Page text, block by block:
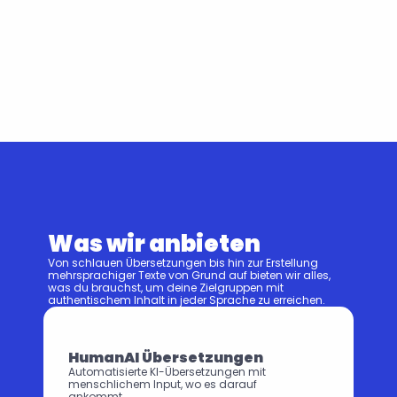
Was wir anbieten
Von schlauen Übersetzungen bis hin zur Erstellung
mehrsprachiger Texte von Grund auf bieten wir alles,
was du brauchst, um deine Zielgruppen mit
authentischem Inhalt in jeder Sprache zu erreichen.
HumanAI Übersetzungen
Automatisierte KI-Übersetzungen mit
menschlichem Input, wo es darauf